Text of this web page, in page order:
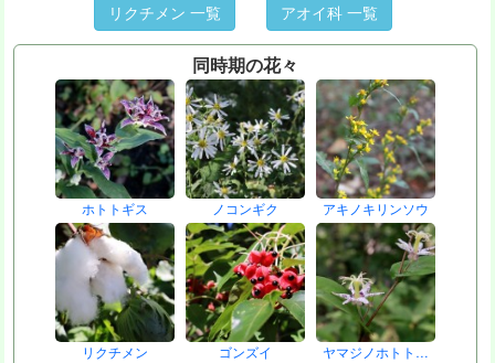
リクチメン 一覧 アオイ科 一覧
同時期の花々
ホトトギス ノコンギク アキノキリンソウ
リクチメン ゴンズイ ヤマジノホトト…